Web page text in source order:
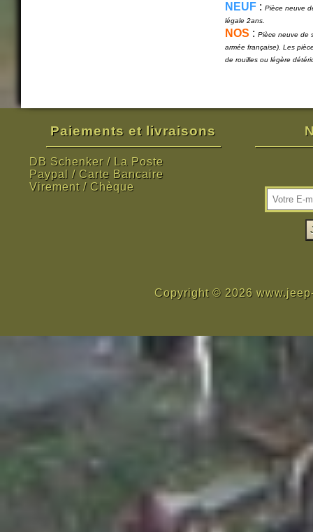
NEUF : Pièce neuve
légale 2ans.
NOS : Pièce neuve de
armée française). Les
de rouilles ou légère
Paiements et livraisons
DB Schenker / La Poste
Paypal / Carte Bancaire
Virement / Chèque
Copyright © 2026